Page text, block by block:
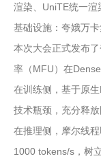
渲染、UniTE统一
基础设施：夸娥万
本次大会正式发布
率（MFU）在
在训练侧，基于原
技术瓶颈，充分释
在推理侧，摩尔线
1000 tokens/s，树